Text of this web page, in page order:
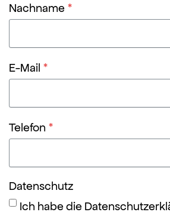
Nachname *
E-Mail *
Telefon *
Datenschutz
Ich habe die